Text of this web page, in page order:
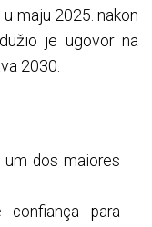
maju 2025. nakon
je ugovor na
2030.
dos maiores
confiança para